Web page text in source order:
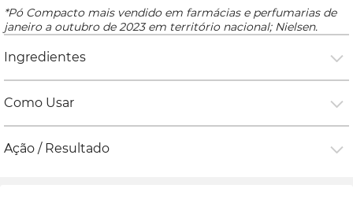
*Pó Compacto mais vendido em farmácias e perfumarias de
janeiro a outubro de 2023 em território nacional; Nielsen.
Ingredientes
Como Usar
Ação / Resultado